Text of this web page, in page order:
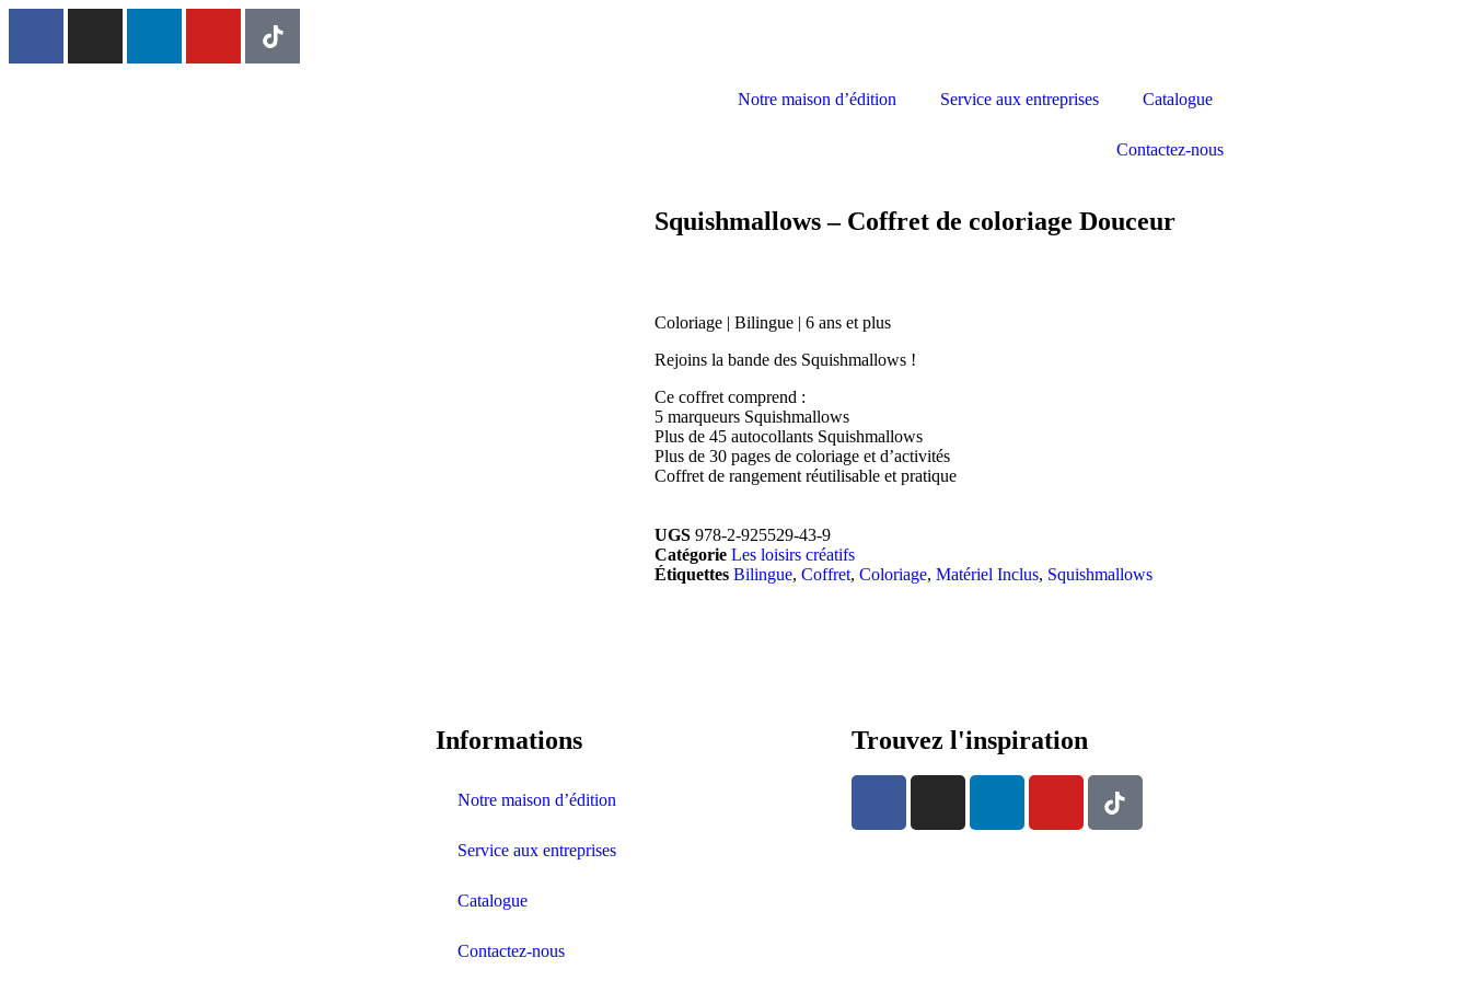
Notre maison d’édition Service aux entreprises Catalogue
Contactez-nous
Squishmallows – Coffret de coloriage Douceur
Coloriage | Bilingue | 6 ans et plus
Rejoins la bande des Squishmallows !
Ce coffret comprend :
5 marqueurs Squishmallows
Plus de 45 autocollants Squishmallows
Plus de 30 pages de coloriage et d’activités
Coffret de rangement réutilisable et pratique
UGS 978-2-925529-43-9
Catégorie Les loisirs créatifs
Étiquettes Bilingue, Coffret, Coloriage, Matériel Inclus, Squishmallows
Informations
Notre maison d’édition
Service aux entreprises
Catalogue
Contactez-nous
Trouvez l'inspiration